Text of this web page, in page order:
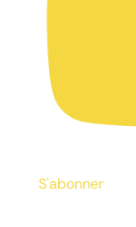
S'abonner